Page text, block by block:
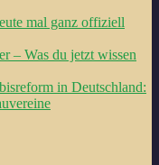
mal ganz offiziell
– Was du jetzt wissen
in Deutschland: